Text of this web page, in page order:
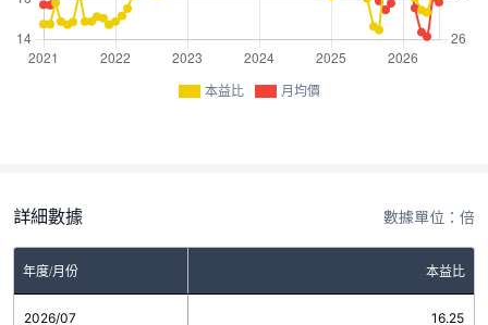
本益比 月均價
詳細數據 數據單位：倍
年度/月份 本益比
2026/07 16.25